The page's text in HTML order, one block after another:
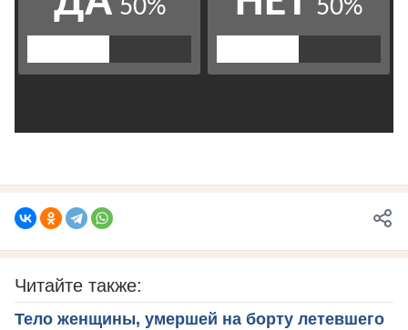
Читайте также:
Тело женщины, умершей на борту летевшего